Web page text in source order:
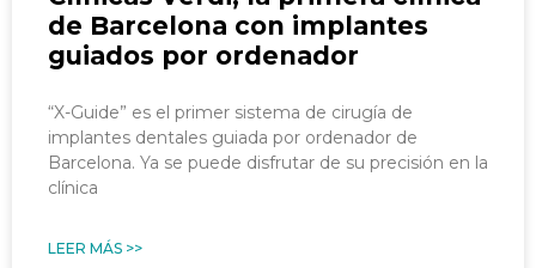
de Barcelona con implantes
guiados por ordenador
“X-Guide” es el primer sistema de cirugía de
implantes dentales guiada por ordenador de
Barcelona. Ya se puede disfrutar de su precisión en la
clínica
LEER MÁS >>